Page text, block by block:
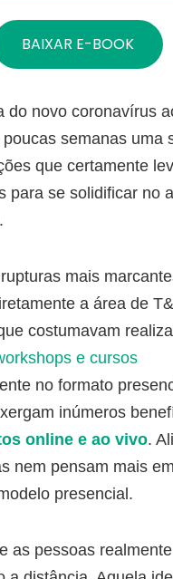
BAIXAR E-BOOK
do novo coronavírus
semanas uma
que certamente
para se solidiﬁcar no
mais
a área de
costumavam
e cursos
no formato
inúmeros
online e ao vivo.
nem pensam mais em
presencial.
as pessoas